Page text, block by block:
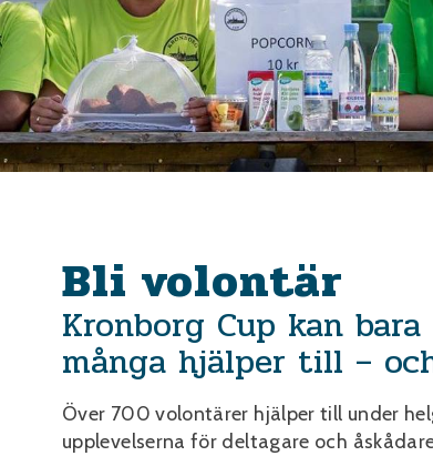
Bli volontär
Kronborg Cup kan
många hjälper till –
Över 700 volontärer hjälper till under
upplevelserna för deltagare och